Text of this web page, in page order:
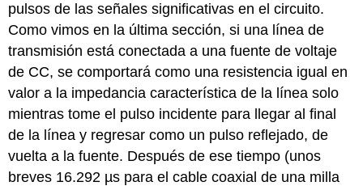
pulsos de las señales significativas en el circuito.
Como vimos en la última sección, si una línea de
transmisión está conectada a una fuente de voltaje
de CC, se comportará como una resistencia igual en
valor a la impedancia característica de la línea solo
mientras tome el pulso incidente para llegar al final
de la línea y regresar como un pulso reflejado, de
vuelta a la fuente. Después de ese tiempo (unos
breves 16.292 µs para el cable coaxial de una milla